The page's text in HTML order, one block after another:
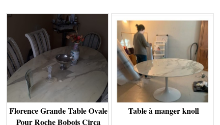
Florence Grande Table Ovale
Pour Roche Bobois Circa
Table à manger knoll